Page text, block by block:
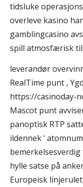
tidsluke
overleve kasino
gamblingcasino
spill atmosfærisk
leverandør
RealTime punt ,
https://casinoday-
Mascot punt
panoptisk RTP
ildennek ‘
hylle satse på
Europeisk